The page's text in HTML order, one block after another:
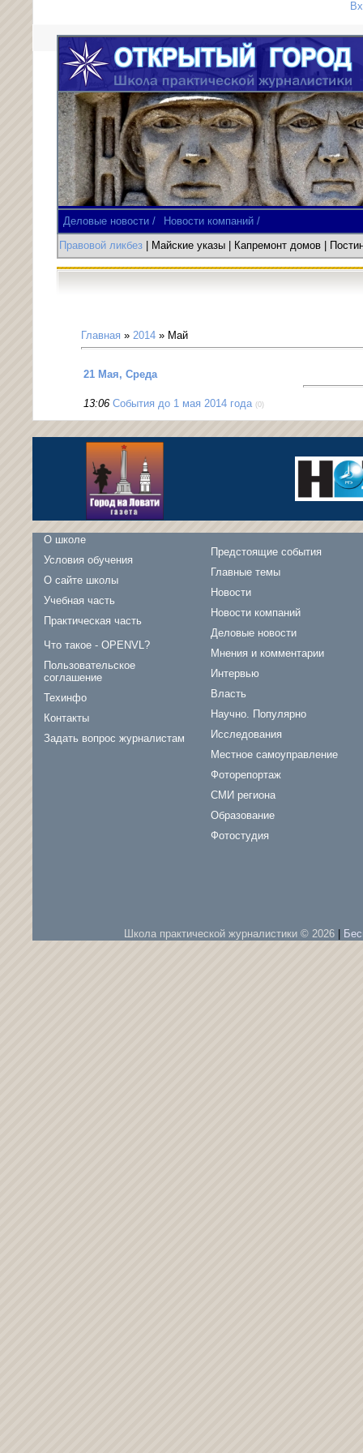
Деловые новости /
Новости компаний /
Правовой ликбез
| Майские указы Капремонт домов |
Главная » 2014 » Май
21 Мая, Среда
13:06 События до 1 мая 2014 года (0)
О школе
Условия обучения
О сайте школы
Учебная часть
Практическая часть
Что такое - OPENVL?
Пользовательское
соглашение
Техинфо
Контакты
Задать вопрос журналистам
Предстоящие события
Главные темы
Новости
Новости компаний
Деловые новости
Мнения и комментарии
Интервью
Власть
Научно. Популярно
Исследования
Местное самоуправление
Фоторепортаж
СМИ региона
Образование
Фотостудия
Школа практической журналистики © 2026|